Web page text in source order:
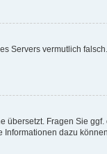
Servers vermutlich
Fragen Sie
dazu